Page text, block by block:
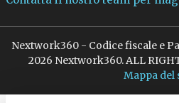
Nextwork360 - Codice fiscale e
2026 Nextwork360. ALL
Mappa del